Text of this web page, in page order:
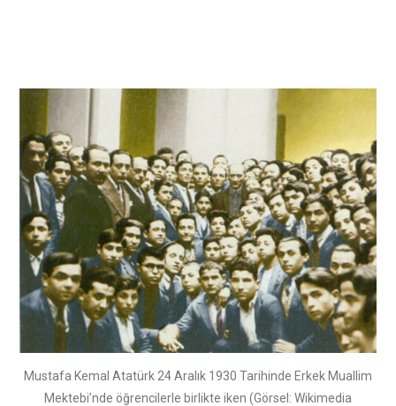
Mustafa Kemal Atatürk 24 Aralık 1930 Tarihinde Erkek Muallim
Mektebi’nde öğrencilerle birlikte iken (Görsel: Wikimedia